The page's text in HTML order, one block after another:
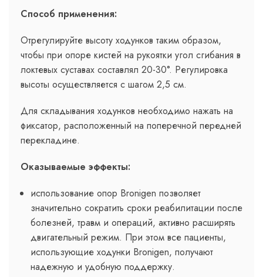
Способ применения:
Отрегулируйте высоту ходунков таким образом,
чтобы при опоре кистей на рукоятки угол сгибания в
локтевых суставах составлял 20-30°. Регулировка
высоты осуществляется с шагом 2,5 см.
Для складывания ходунков необходимо нажать на
фиксатор, расположенный на поперечной передней
перекладине.
Оказываемые эффекты:
использование опор Bronigen позволяет
значительно сократить сроки реабилитации после
болезней, травм и операций, активно расширять
двигательный режим. При этом все пациенты,
использующие ходунки Bronigen, получают
надежную и удобную поддержку.